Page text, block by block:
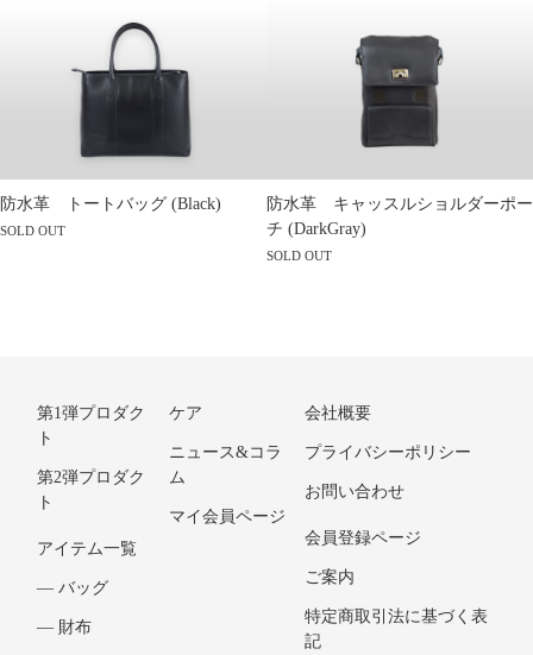
防水革 トートバッグ (Black)
SOLD OUT
防水革 キャッスルショルダーポー
チ (DarkGray)
SOLD OUT
第1弾プロダク
ト
第2弾プロダク
ト
アイテム一覧
― バッグ
― 財布
ケア
ニュース&コラ
ム
マイ会員ページ
会社概要
プライバシーポリシー
お問い合わせ
会員登録ページ
ご案内
特定商取引法に基づく表
記